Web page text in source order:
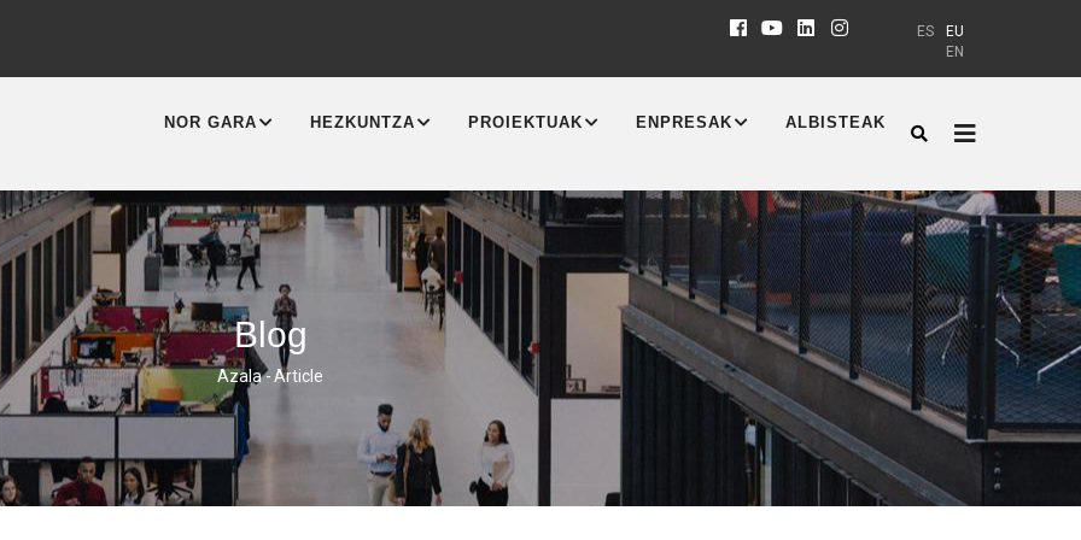
EU
ES
EN
NAVIGATION
NOR GARA HEZKUNTZA PROIEKTUAK ENPRESAK ALBISTEAK
Blog
Breadcrumb
Azala-Article